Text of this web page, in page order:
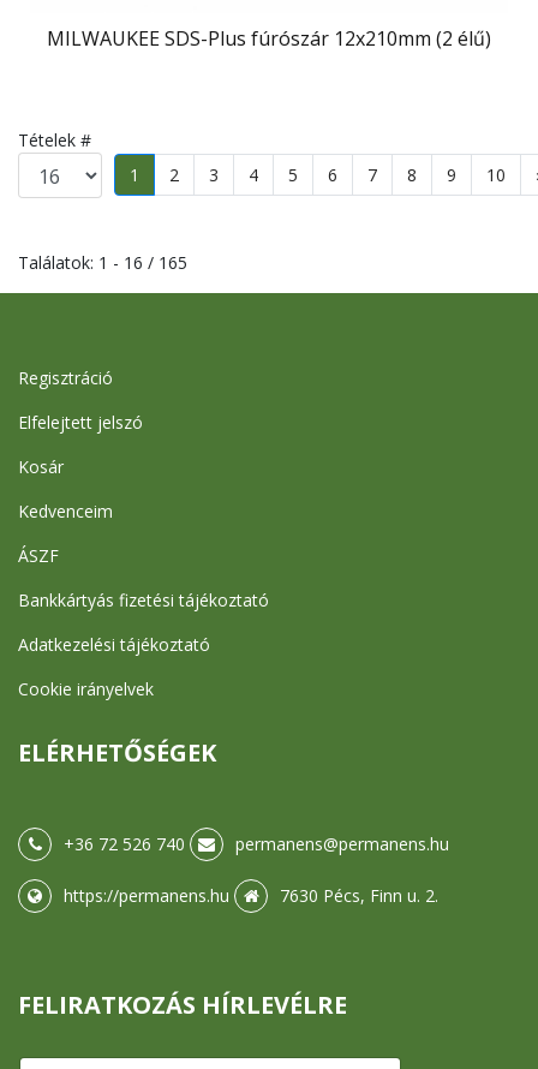
MILWAUKEE SDS-Plus fúrószár 12x210mm (2 élű)
Tételek #
1
2 3 4 5 6 7 8 9 10
Találatok: 1 - 16 / 165
Regisztráció
Elfelejtett jelszó
Kosár
Kedvenceim
ÁSZF
Bankkártyás fizetési tájékoztató
Adatkezelési tájékoztató
Cookie irányelvek
ELÉRHETŐSÉGEK
+36 72 526 740 permanens@permanens.hu
https://permanens.hu 7630 Pécs, Finn u. 2.
FELIRATKOZÁS HÍRLEVÉLRE